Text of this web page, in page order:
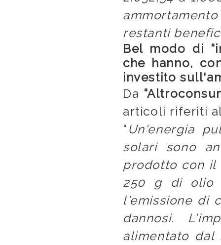
ammortamento
restanti
Bel modo di
che hanno,
investito
Da
articoli riferiti
“ Un'energia
solari sono
prodotto con il
250 g di olio
l'emissione di
dannosi.
alimentato